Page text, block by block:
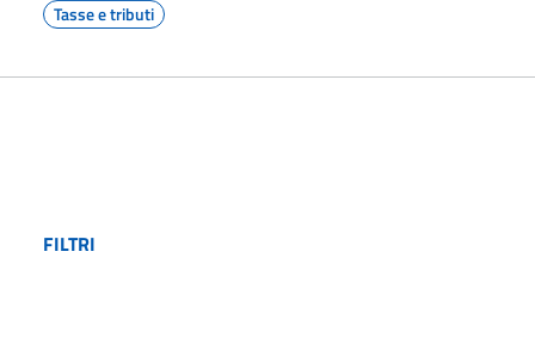
Tasse e tributi
FILTRI